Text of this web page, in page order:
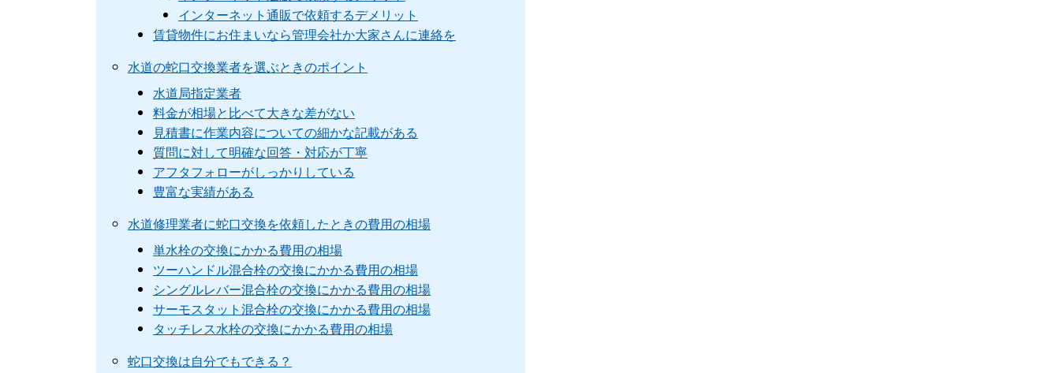
インターネット通販で依頼するデメリット
賃貸物件にお住まいなら管理会社か大家さんに連絡を
水道の蛇口交換業者を選ぶときのポイント
水道局指定業者
料金が相場と比べて大きな差がない
見積書に作業内容についての細かな記載がある
質問に対して明確な回答・対応が丁寧
アフタフォローがしっかりしている
豊富な実績がある
水道修理業者に蛇口交換を依頼したときの費用の相場
単水栓の交換にかかる費用の相場
ツーハンドル混合栓の交換にかかる費用の相場
シングルレバー混合栓の交換にかかる費用の相場
サーモスタット混合栓の交換にかかる費用の相場
タッチレス水栓の交換にかかる費用の相場
蛇口交換は自分でもできる？